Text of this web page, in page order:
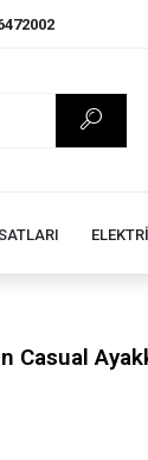
Casual